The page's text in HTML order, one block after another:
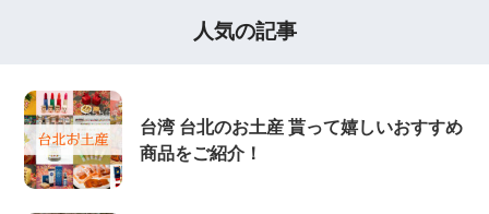
人気の記事
台湾 台北のお土産 貰って嬉しいおすすめ
商品をご紹介！